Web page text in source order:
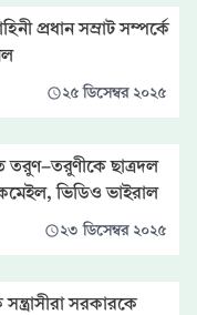
প্রধান সম্রাট সম্পর্কে
২৫ ডিসেম্বর ২০২৫
তরুণ-তরুণীকে ছাত্রদল
ভিডিও ভাইরাল
২৩ ডিসেম্বর ২০২৫
সরকারকে